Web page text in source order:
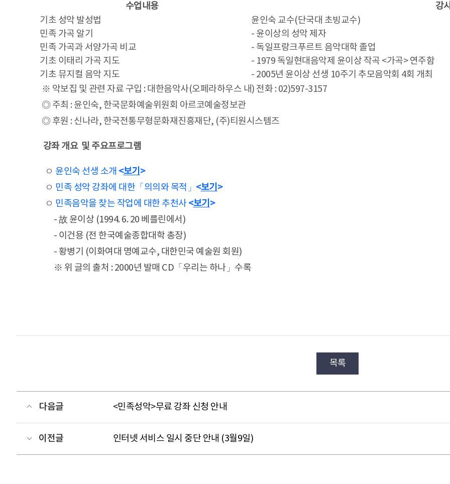
수업내용
강
기초 성악 발성법
윤인숙 교수(단국대 초빙교수)
- 윤이상의 성악 제자
- 독일프랑크푸르트 음악대학 졸업
- 1979 독일현대음악제 윤이상 작곡 <가곡> 연주함
- 2005년 윤이상 선생 10주기 추모음악회 4회 개최
민족 가곡 알기
민족 가곡과 서양가곡 비교
기초 이태리 가곡 지도
기초 뮤지컬 음악 지도
※ 악보집 및 관련 자료 구입 : 대한음악사(오페라하우스 내) 전화 : 02)597-3157
◎ 주최 : 윤인숙, 한국문화예술위원회 아르코예술정보관
◎ 후원 : 신나라, 한국전통무형문화재진흥재단, (주)티원시스템즈
강좌 개요 및 주요프로그램
ㅇ 윤인숙 선생 소개 <보기 >
ㅇ 민족 성악 강좌에 대한「의의와 목적」 <보기 >
ㅇ 민족음악을 찾는 작업에 대한 추천사<보기 >
- 故 윤이상 (1994. 6. 20 베를린에서)
- 이건용 (전 한국예술종합대학 총장)
- 황병기 (이화여대 명예교수, 대한민국 예술원 회원)
※ 위 글의 출처 : 2000년 발매 CD「우리는 하나」수록
목록
다음글 <민족성악>무료 강좌 신청 안내
이전글 인터넷 서비스 일시 중단 안내 (3월9일)